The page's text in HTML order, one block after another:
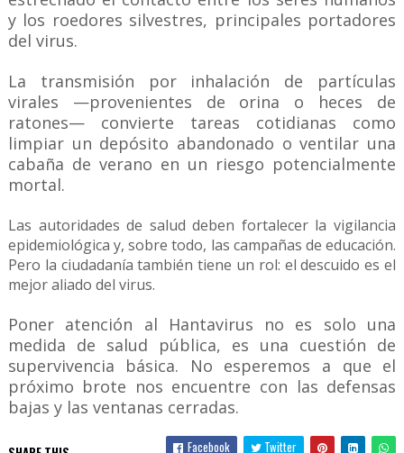
y los roedores silvestres, principales portadores
del virus.
La transmisión por inhalación de partículas
virales —provenientes de orina o heces de
ratones— convierte tareas cotidianas como
limpiar un depósito abandonado o ventilar una
cabaña de verano en un riesgo potencialmente
mortal.
Las autoridades de salud deben fortalecer la vigilancia
epidemiológica y, sobre todo, las campañas de educación.
Pero la ciudadanía también tiene un rol: el descuido es el
mejor aliado del virus.
Poner atención al Hantavirus no es solo una
medida de salud pública, es una cuestión de
supervivencia básica. No esperemos a que el
próximo brote nos encuentre con las defensas
bajas y las ventanas cerradas.
Facebook Twitter